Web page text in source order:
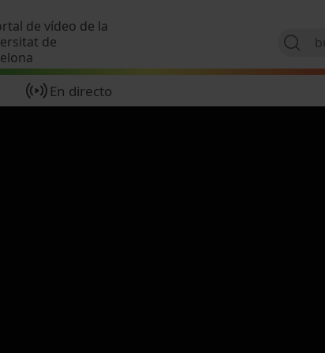
de vídeo de la
de
En directo